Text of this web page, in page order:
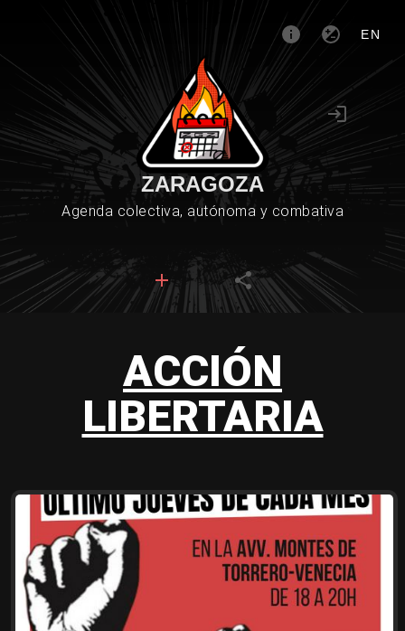
EN
ZARAGOZA
Agenda colectiva, autónoma y combativa
ACCIÓN
LIBERTARIA